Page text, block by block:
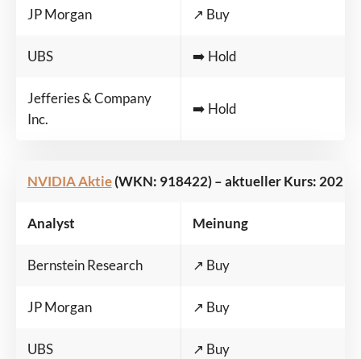
JP Morgan ↗️ Buy
UBS ➡️ Hold
Jefferies & Company
Inc.
➡️ Hold
NVIDIA Aktie(WKN: 918422) – aktueller Kurs: 202
Analyst Meinung
Bernstein Research ↗️ Buy
JP Morgan ↗️ Buy
UBS ↗️ Buy